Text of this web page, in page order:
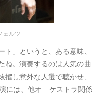
ェルツ
」というと、ある意味、
ね。演奏するのは人気の曲
し意外な人選で聴かせ、
には、他オ―ケストラ関係